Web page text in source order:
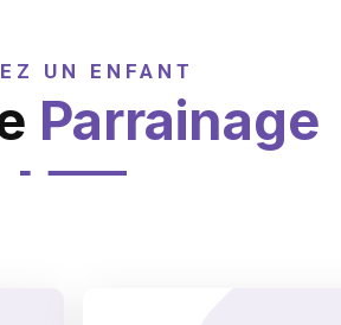
UN ENFANT
Parrainage